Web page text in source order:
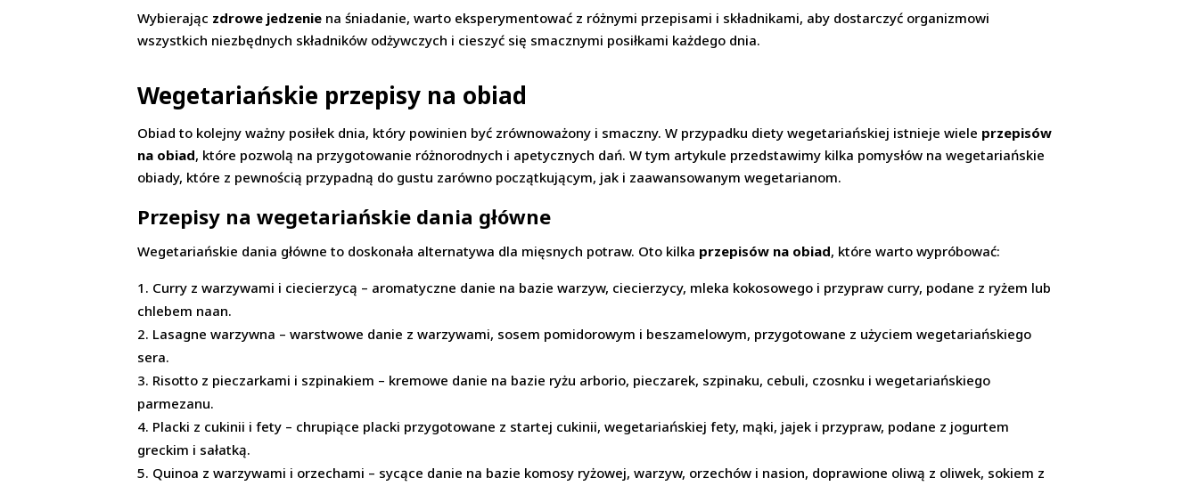
Wybierając zdrowe jedzenie na śniadanie, warto eksperymentować z różnymi przepisami i składnikami, aby dostarczyć organizmowi
wszystkich niezbędnych składników odżywczych i cieszyć się smacznymi posiłkami każdego dnia.
Wegetariańskie przepisy na obiad
Obiad to kolejny ważny posiłek dnia, który powinien być zrównoważony i smaczny. W przypadku diety wegetariańskiej istnieje wiele przepisów
na obiad, które pozwolą na przygotowanie różnorodnych i apetycznych dań. W tym artykule przedstawimy kilka pomysłów na wegetariańskie
obiady, które z pewnością przypadną do gustu zarówno początkującym, jak i zaawansowanym wegetarianom.
Przepisy na wegetariańskie dania główne
Wegetariańskie dania główne to doskonała alternatywa dla mięsnych potraw. Oto kilka przepisów na obiad, które warto wypróbować:
Curry z warzywami i ciecierzycą – aromatyczne danie na bazie warzyw, ciecierzycy, mleka kokosowego i przypraw curry, podane z ryżem lub
chlebem naan.
Lasagne warzywna – warstwowe danie z warzywami, sosem pomidorowym i beszamelowym, przygotowane z użyciem wegetariańskiego
sera.
Risotto z pieczarkami i szpinakiem – kremowe danie na bazie ryżu arborio, pieczarek, szpinaku, cebuli, czosnku i wegetariańskiego
parmezanu.
Placki z cukinii i fety – chrupiące placki przygotowane z startej cukinii, wegetariańskiej fety, mąki, jajek i przypraw, podane z jogurtem
greckim i sałatką.
Quinoa z warzywami i orzechami – sycące danie na bazie komosy ryżowej, warzyw, orzechów i nasion, doprawione oliwą z oliwek, sokiem z